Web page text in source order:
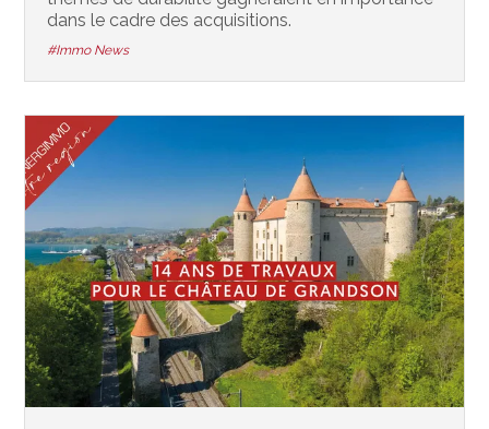
dans le cadre des acquisitions.
#Immo News